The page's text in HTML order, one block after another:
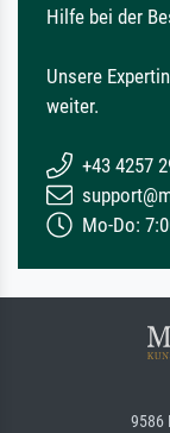
Hilfe bei der
Unsere
weiter.
+43 4257
Mo-Do:
9586